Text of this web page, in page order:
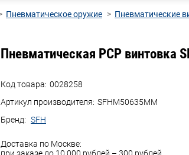
Пневматическое оружие Пневматические
Пневматическая PCP винтовка
Код товара: 0028258
Артикул производителя: SFHM50635MM
Бренд: SFH
Доставка по Москве: